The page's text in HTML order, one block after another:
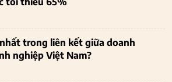
trong liên kết giữa doanh
nghiệp Việt Nam?